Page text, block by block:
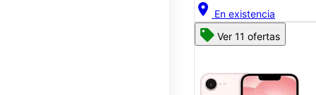
location_on En existencia
Ver 11 ofertas